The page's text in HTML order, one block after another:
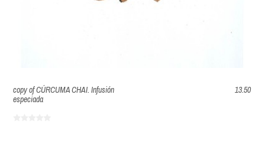
copy of CÚRCUMA CHAI. Infusión
especiada
13.50